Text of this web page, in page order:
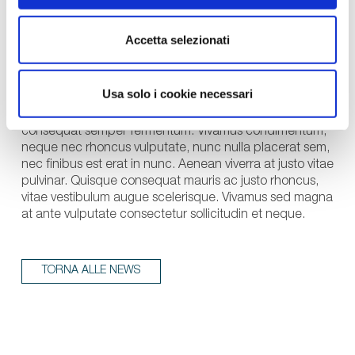
Accetta selezionati
Usa solo i cookie necessari
malesuada.
Phasellus sit amet libero semper, ullamcorper nisi sed,
semper nec, tincidunt non diam. Vestibulum maximus
eleifend diam eget tempor. Phasellus hendrerit ligula
consequat semper fermentum. Vivamus condimentum,
neque nec rhoncus vulputate, nunc nulla placerat sem,
nec finibus est erat in nunc. Aenean viverra at justo vitae
pulvinar. Quisque consequat mauris ac justo rhoncus,
vitae vestibulum augue scelerisque. Vivamus sed magna
at ante vulputate consectetur sollicitudin et neque.
TORNA ALLE NEWS